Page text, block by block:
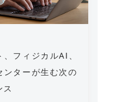
フィジカルAI、
ンターが生む次の
ス